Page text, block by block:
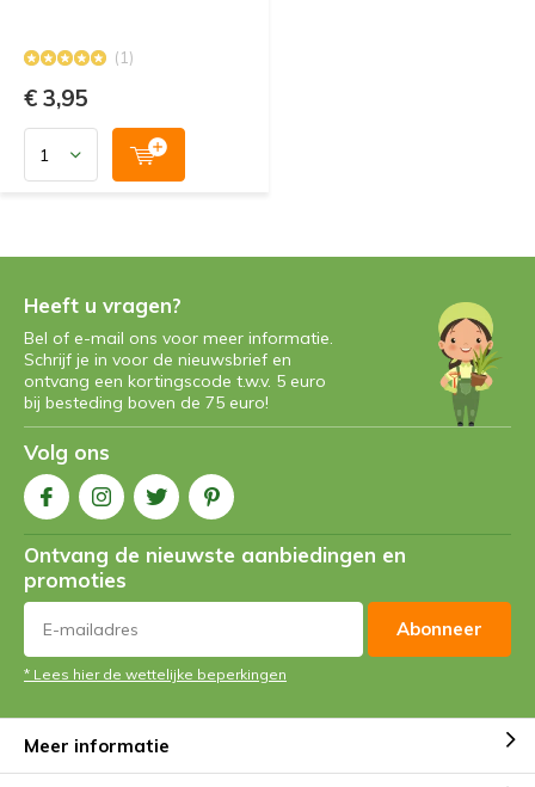
(1)
€ 3,95
Heeft u vragen?
Bel of e-mail ons voor meer informatie.
Schrijf je in voor de nieuwsbrief en
ontvang een kortingscode t.w.v. 5 euro
bij besteding boven de 75 euro!
Volg ons
Ontvang de nieuwste aanbiedingen en
promoties
Abonneer
* Lees hier de wettelijke beperkingen
Meer informatie